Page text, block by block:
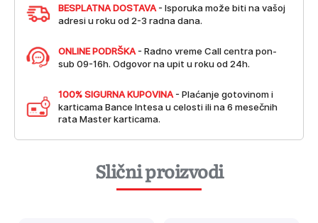
BESPLATNA DOSTAVA - Isporuka može biti na vašoj
adresi u roku od 2-3 radna dana.
ONLINE PODRŠKA - Radno vreme Call centra pon-
sub 09-16h. Odgovor na upit u roku od 24h.
100% SIGURNA KUPOVINA - Plaćanje gotovinom i
karticama Bance Intesa u celosti ili na 6 mesečnih
rata Master karticama.
Slični proizvodi